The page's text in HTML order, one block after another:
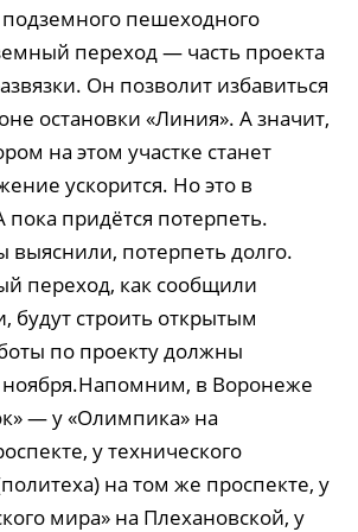
подземного пешеходного
переход — часть проекта
Он позволит избавиться
остановки «Линия». А значит,
на этом участке станет
ускорится. Но это в
пока придётся потерпеть.
выяснили, потерпеть долго.
переход, как сообщили
будут строить открытым
по проекту должны
ноября.Напомним, в Воронеже
— у «Олимпика» на
у технического
на том же проспекте, у
мира» на Плехановской, у